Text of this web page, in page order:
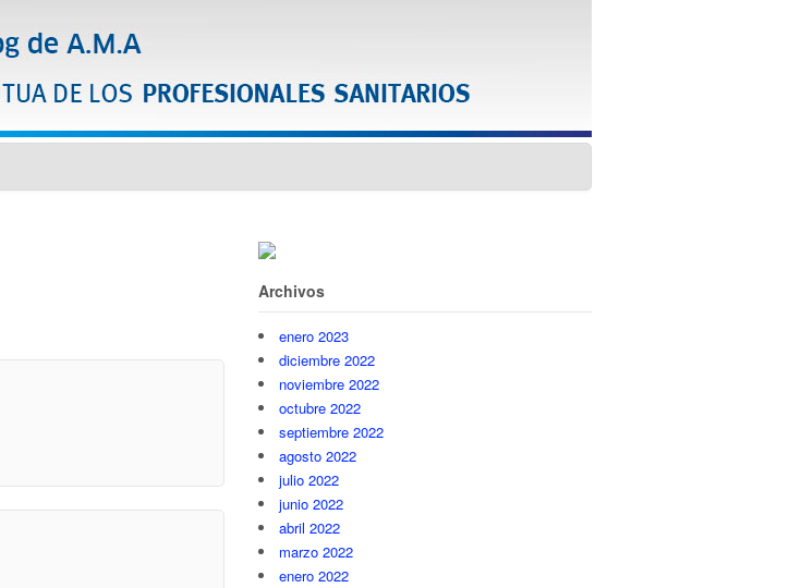
Archivos
enero 2023
diciembre 2022
noviembre 2022
octubre 2022
septiembre 2022
agosto 2022
julio 2022
junio 2022
abril 2022
marzo 2022
enero 2022